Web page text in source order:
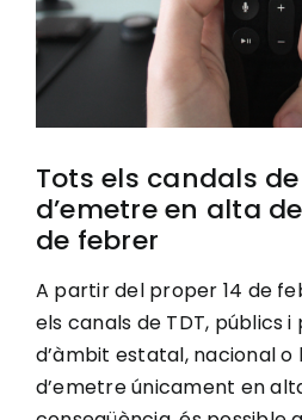
Municipi
Cerca
…
Tots els candals
d’emetre en alta
de febrer
A partir del proper 14 de
els canals de TDT, públics i
d’àmbit estatal, nacional o
d’emetre únicament en